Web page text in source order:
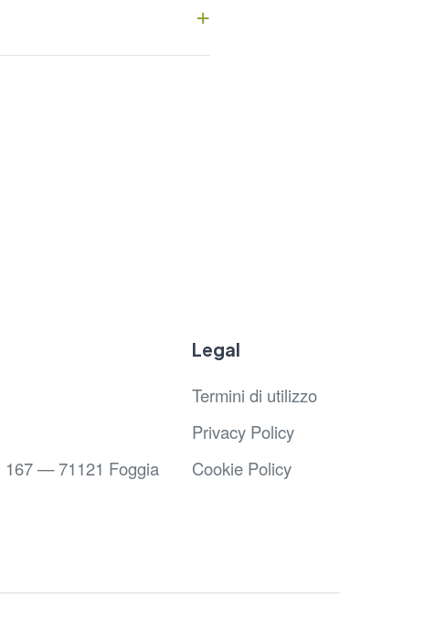
167 — 71121 Foggia
Legal
Termini di utilizzo
Privacy Policy
Cookie Policy